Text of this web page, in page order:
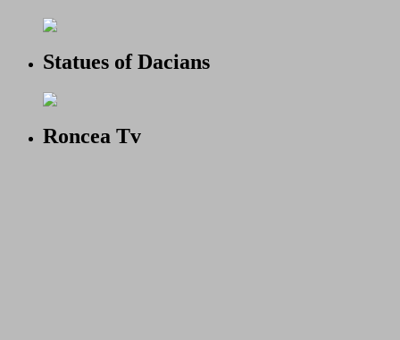
Statues of Dacians
Roncea Tv